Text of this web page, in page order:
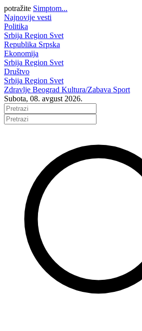
potražite Simptom...
Najnovije vesti
Politika
Srbija Region Svet
Republika Srpska
Ekonomija
Srbija Region Svet
Društvo
Srbija Region Svet
Zdravlje Beograd Kultura/Zabava Sport
Subota, 08. avgust 2026.